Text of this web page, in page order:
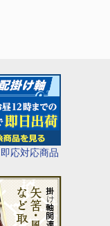
即応対応商品